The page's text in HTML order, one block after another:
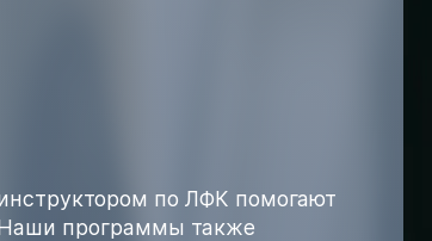
по ЛФК помогают
программы также